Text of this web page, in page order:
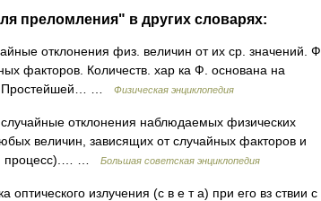
преломления" в других словарях:
отклонения физ. величин от их ср. значений. Ф.
факторов. Количеств. хар ка Ф. основана на
Простейшей… …
Физическая энциклопедия
отклонения наблюдаемых физических
величин, зависящих от случайных факторов и
процесс).… …
Большая советская энциклопедия
оптического излучения (с в е т а) при его вз ствии с